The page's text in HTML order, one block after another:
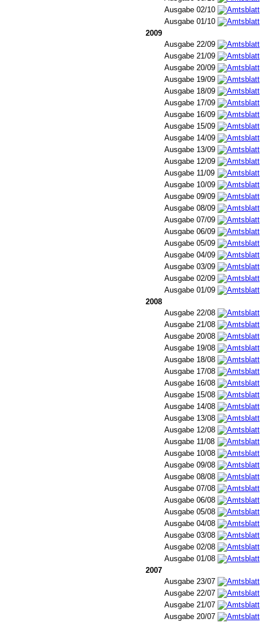
Ausgabe 02/10
Ausgabe 01/10
2009
Ausgabe 22/09
Ausgabe 21/09
Ausgabe 20/09
Ausgabe 19/09
Ausgabe 18/09
Ausgabe 17/09
Ausgabe 16/09
Ausgabe 15/09
Ausgabe 14/09
Ausgabe 13/09
Ausgabe 12/09
Ausgabe 11/09
Ausgabe 10/09
Ausgabe 09/09
Ausgabe 08/09
Ausgabe 07/09
Ausgabe 06/09
Ausgabe 05/09
Ausgabe 04/09
Ausgabe 03/09
Ausgabe 02/09
Ausgabe 01/09
2008
Ausgabe 22/08
Ausgabe 21/08
Ausgabe 20/08
Ausgabe 19/08
Ausgabe 18/08
Ausgabe 17/08
Ausgabe 16/08
Ausgabe 15/08
Ausgabe 14/08
Ausgabe 13/08
Ausgabe 12/08
Ausgabe 11/08
Ausgabe 10/08
Ausgabe 09/08
Ausgabe 08/08
Ausgabe 07/08
Ausgabe 06/08
Ausgabe 05/08
Ausgabe 04/08
Ausgabe 03/08
Ausgabe 02/08
Ausgabe 01/08
2007
Ausgabe 23/07
Ausgabe 22/07
Ausgabe 21/07
Ausgabe 20/07